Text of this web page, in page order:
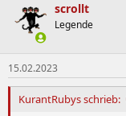
scrollt
Legende
15.02.2023
KurantRubys schrieb: